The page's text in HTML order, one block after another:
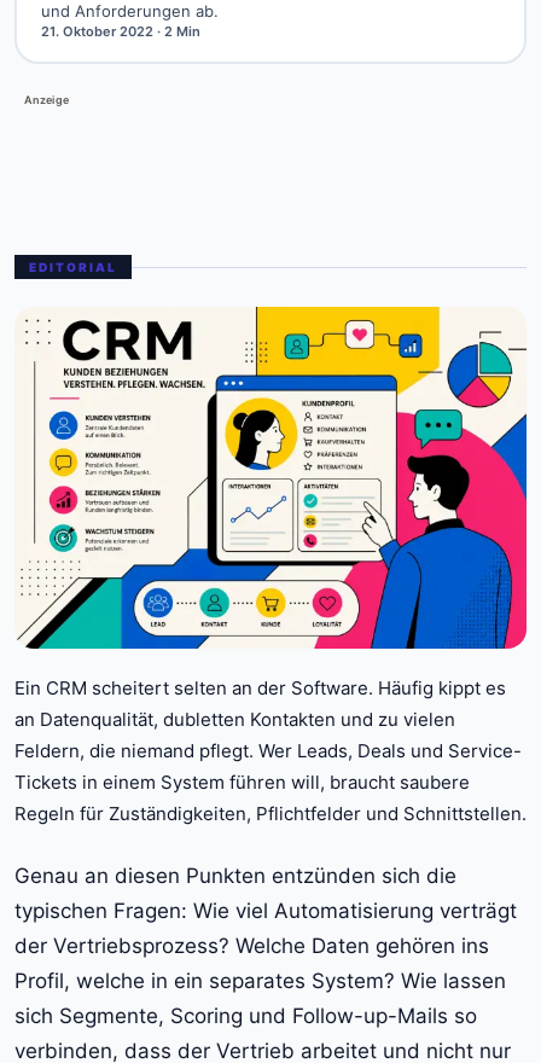
und Anforderungen ab.
21. Oktober 2022 · 2 Min
Anzeige
Ein CRM scheitert selten an der Software. Häufig kippt es
an Datenqualität, dubletten Kontakten und zu vielen
Feldern, die niemand pflegt. Wer Leads, Deals und Service-
Tickets in einem System führen will, braucht saubere
Regeln für Zuständigkeiten, Pflichtfelder und Schnittstellen.
Genau an diesen Punkten entzünden sich die
typischen Fragen: Wie viel Automatisierung verträgt
der Vertriebsprozess? Welche Daten gehören ins
Profil, welche in ein separates System? Wie lassen
sich Segmente, Scoring und Follow-up-Mails so
verbinden, dass der Vertrieb arbeitet und nicht nur